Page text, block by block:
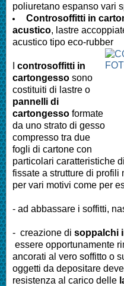
poliuretano espanso vari
Controsoffitti in
acustico, lastre
acustico tipo eco-rubber
controsoffitti in
cartongesso sono
costituiti di lastre o
pannelli di
cartongesso formate
da uno strato di gesso
compresso tra due
fogli di cartone con
particolari caratteristiche
fissate a strutture di profili
per vari motivi come per
- ad abbassare i soffitti,
- creazione di soppalchi
essere opportunamente
ancorati al vero soffitto o
oggetti da depositare
resistenza al carico delle